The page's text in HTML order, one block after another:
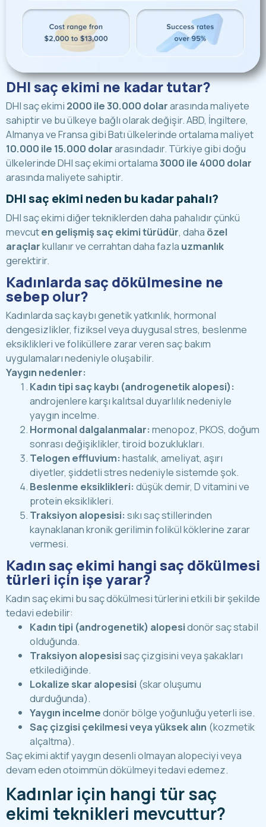
DHI saç ekimi ne kadar tutar?
DHI saç ekimi 2000 ile 30.000 dolararasında maliyete
sahiptir ve bu ülkeye bağlı olarak değişir. ABD, İngiltere,
Almanya ve Fransa gibi Batı ülkelerinde ortalama maliyet
10.000 ile 15.000 dolararasındadır. Türkiye gibi doğu
ülkelerinde DHI saç ekimi ortalama3000 ile 4000 dolar
arasında maliyete sahiptir.
DHI saç ekimi neden bu kadar pahalı?
DHI saç ekimi diğer tekniklerden daha pahalıdır çünkü
mevcuten gelişmiş saç ekimi türüdür, daha özel
araçlarkullanır ve cerrahtan daha fazla uzmanlık
gerektirir.
Kadınlarda saç dökülmesine ne
sebep olur?
Kadınlarda saç kaybı genetik yatkınlık, hormonal
dengesizlikler, fiziksel veya duygusal stres, beslenme
eksiklikleri ve foliküllere zarar veren saç bakım
uygulamaları nedeniyle oluşabilir.
Yaygın nedenler:
Kadın tipi saç kaybı (androgenetik alopesi):
androjenlere karşı kalıtsal duyarlılık nedeniyle
yaygın incelme.
Hormonal dalgalanmalar: menopoz, PKOS, doğum
sonrası değişiklikler, tiroid bozuklukları.
Telogen effluvium: hastalık, ameliyat, aşırı
diyetler, şiddetli stres nedeniyle sistemde şok.
Beslenme eksiklikleri: düşük demir, D vitamini ve
protein eksiklikleri.
Traksiyon alopesisi: sıkı saç stillerinden
kaynaklanan kronik gerilimin folikül köklerine zarar
vermesi.
Kadın saç ekimi hangi saç dökülmesi
türleri için işe yarar?
Kadın saç ekimi bu saç dökülmesi türlerini etkili bir şekilde
tedavi edebilir:
Kadın tipi (androgenetik) alopesidonör saç stabil
olduğunda.
Traksiyon alopesisisaç çizgisini veya şakakları
etkilediğinde.
Lokalize skar alopesisi (skar oluşumu
durduğunda).
Yaygın incelmedonör bölge yoğunluğu yeterli ise.
Saç çizgisi çekilmesi veya yüksek alın (kozmetik
alçaltma).
Saç ekimi aktif yaygın desenli olmayan alopeciyi veya
devam eden otoimmün dökülmeyi tedavi edemez.
Kadınlar için hangi tür saç
ekimi teknikleri mevcuttur?